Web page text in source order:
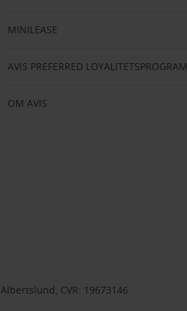
MINILEASE
AVIS PREFERRED LOYALITETSPROGRAM
OM AVIS
CVR: 19673146